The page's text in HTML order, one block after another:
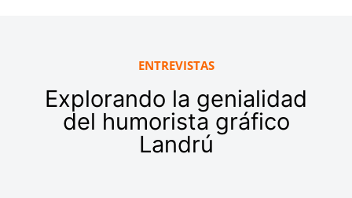
ENTREVISTAS
Explorando la genialidad
del humorista gráfico
Landrú